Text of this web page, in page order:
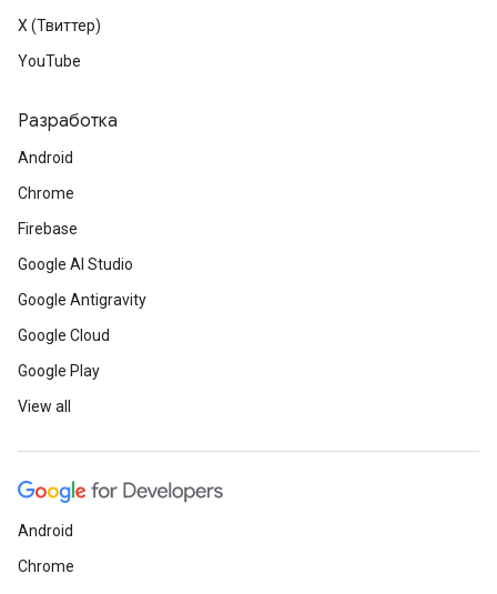
X (Твиттер)
YouTube
Разработка
Android
Chrome
Firebase
Google AI Studio
Google Antigravity
Google Cloud
Google Play
View all
Android
Chrome